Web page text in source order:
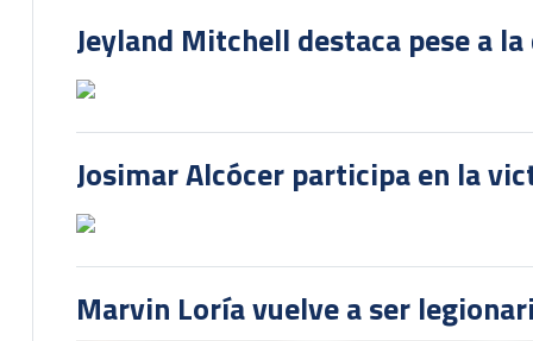
Jeyland Mitchell destaca pese a
Josimar Alcócer participa en la
Marvin Loría vuelve a ser